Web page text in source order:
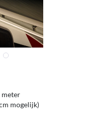
meter
mogelijk)